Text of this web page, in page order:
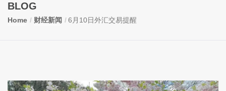
BLOG
Home 财经新闻 6月10日外汇交易提醒